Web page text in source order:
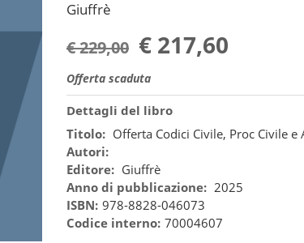
Giuffrè
€ 229,00 € 217,60
Offerta scaduta
Dettagli del libro
Titolo: Offerta Codici Civile, Proc Civile
Autori:
Editore: Giuffrè
Anno di pubblicazione: 2025
ISBN: 978-8828-046073
Codice interno: 70004607